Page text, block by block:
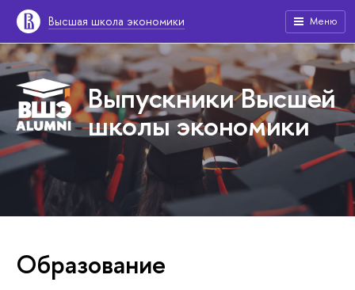
Высшая школа экономики Меню
Выпускники Высшей
школы экономики
Образование